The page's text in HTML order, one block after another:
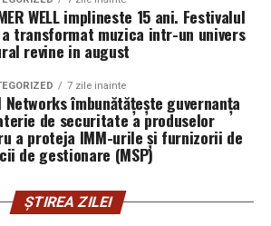
nu poate opri un utilizator să își
o pagină clonată. În acel moment,
rămâne prima linie de apărare”,
Chief Technology Officer
și de FBI, care a inclus în
lună amenințările asociate
WELL implineste 15 ani. Festivalul
transformat muzica intr-un univers
revine in august
7 zile inainte
Networks îmbunătățește guvernanța
de securitate a produselor
a proteja IMM-urile și furnizorii de
de gestionare (MSP)
ȘTIREA ZILEI